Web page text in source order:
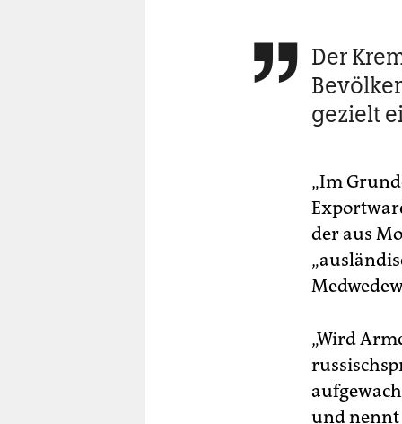
 Der
gezielt
„Im
der aus
„Wird
und nennt